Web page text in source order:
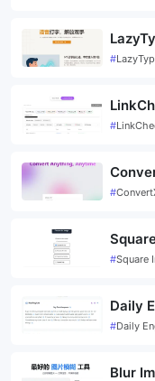
#
链接是
#
1000+
#
图片变
#Square
Daily
把英语
#Daily
Blur